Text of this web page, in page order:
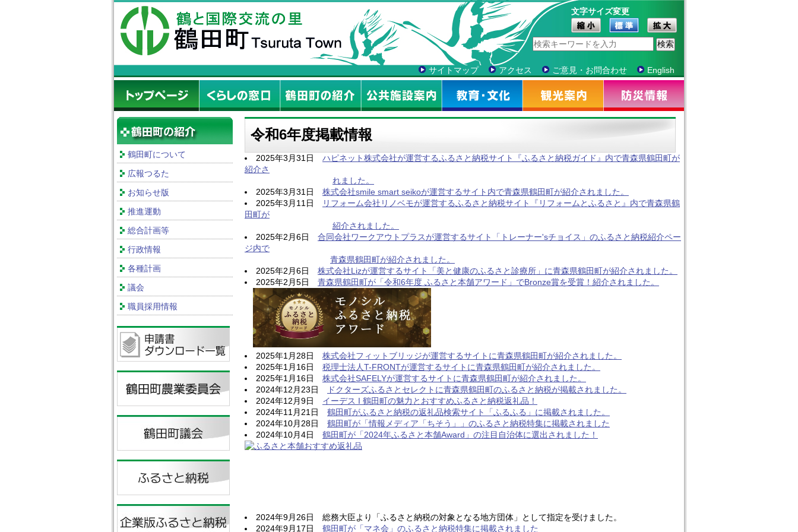
文字サイズ変更
サイトマップ アクセス ご意見・お問合わせ English
鶴田町について
広報つるた
お知らせ版
推進運動
総合計画等
行政情報
各種計画
議会
職員採用情報
令和6年度掲載情報
2025年3月31日 ハピネット株式会社が運営するふるさと納税サイト『ふるさと納税ガイド』内で青森県鶴田町が
紹介さ
れました。
2025年3月31日 株式会社smile smart seikoが運営するサイト内で青森県鶴田町が紹介されました。
2025年3月11日
リフォーム会社リノベモが運営するふるさと納税サイト『リフォームとふるさと』内で青森県鶴
田町が
紹介されました。
2025年2月6日 合同会社ワークアウトプラスが運営するサイト「トレーナー'sチョイス」のふるさと納税紹介ペー
ジ内で
青森県鶴田町が紹介されました。
2025年2月6日 株式会社Lizが運営するサイト「美と健康のふるさと診療所」に青森県鶴田町が紹介されました。
2025年2月5日 青森県鶴田町が「令和6年度 ふるさと本舗アワード」でBronze賞を受賞！紹介されました。
2025年1月28日 株式会社フィットブリッジが運営するサイトに青森県鶴田町が紹介されました。
2025年1月16日 税理士法人T-FRONTが運営するサイトに青森県鶴田町が紹介されました。
2025年1月16日 株式会社SAFELYが運営するサイトに青森県鶴田町が紹介されました。
2024年12月23日
ドクターズふるさとセレクトに青森県鶴田町のふるさと納税が掲載されました。
2024年12月9日 イーデス I 鶴田町の魅力とおすすめふるさと納税返礼品！
2024年11月21日 鶴田町がふるさと納税の返礼品検索サイト「ふるふる」に掲載されました。
2024年10月28日 鶴田町が「情報メディア「ちそう」」のふるさと納税特集に掲載されました
2024年10月4日 鶴田町が「2024年ふるさと本舗Award」の注目自治体に選出されました！
2024年9月26日 総務大臣より「ふるさと納税の対象となる地方団体」として指定を受けました。
2024年9月17日 鶴田町が「マネ会」のふるさと納税特集に掲載されました